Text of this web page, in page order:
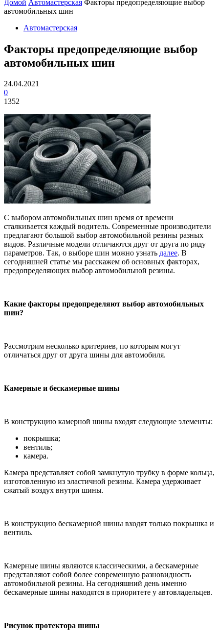
Домой Автомастерская Факторы предопределяющие выбор
автомобильных шин
Автомастерская
Факторы предопределяющие выбор
автомобильных шин
24.04.2021
0
1352
С выбором автомобильных шин время от времени
сталкивается каждый водитель. Современные производители
предлагают большой выбор автомобильной резины разных
видов. Различные модели отличаются друг от друга по ряду
параметров. Так, о выборе шин можно узнать далее. В
сегодняшней статье мы расскажем об основных факторах,
предопределяющих выбор автомобильной резины.
Какие факторы предопределяют выбор автомобильных
шин?
Рассмотрим несколько критериев, по которым могут
отличаться друг от друга шины для автомобиля.
Камерные и бескамерные шины
В конструкцию камерной шины входят следующие элементы:
покрышка;
вентиль;
камера.
Камера представляет собой замкнутую трубку в форме кольца,
изготовленную из эластичной резины. Камера удерживает
сжатый воздух внутри шины.
В конструкцию бескамерной шины входят только покрышка и
вентиль.
Камерные шины являются классическими, а бескамерные
представляют собой более современную разновидность
автомобильной резины. На сегодняшний день именно
бескамерные шины находятся в приоритете у автовладельцев.
Рисунок протектора шины